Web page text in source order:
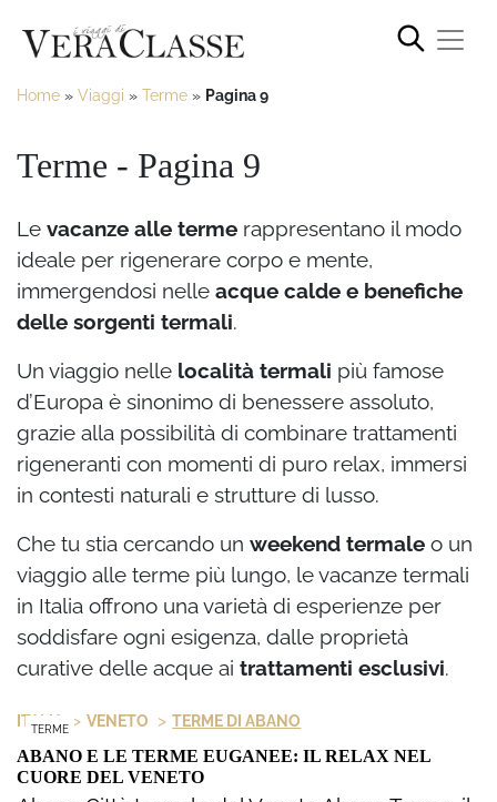
Home » Viaggi » Terme » Pagina 9
Terme - Pagina 9
Le vacanze alle terme rappresentano il modo
ideale per rigenerare corpo e mente,
immergendosi nelle acque calde e benefiche
delle sorgenti termali.
Un viaggio nelle località termali più famose
d’Europa è sinonimo di benessere assoluto,
grazie alla possibilità di combinare trattamenti
rigeneranti con momenti di puro relax, immersi
in contesti naturali e strutture di lusso.
Che tu stia cercando un weekend termale o un
viaggio alle terme più lungo, le vacanze termali
in Italia offrono una varietà di esperienze per
soddisfare ogni esigenza, dalle proprietà
curative delle acque ai trattamenti esclusivi.
TERME
ITALIA > VENETO > TERME DI ABANO
ABANO E LE TERME EUGANEE: IL RELAX NEL
CUORE DEL VENETO